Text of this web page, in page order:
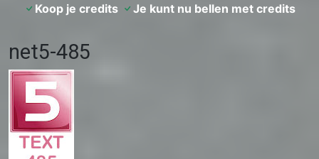
Koop je credits
Je kunt nu bellen met credits
net5-485